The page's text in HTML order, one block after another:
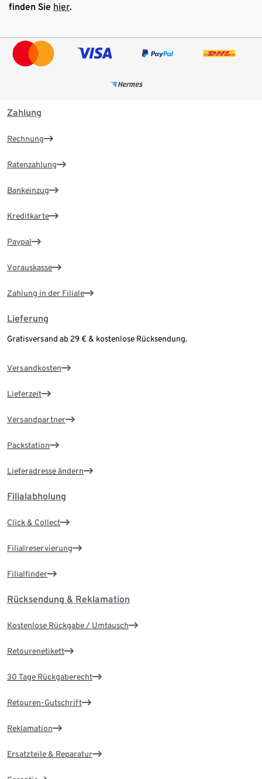
finden Sie hier.
Zahlung
Rechnung
Ratenzahlung
Bankeinzug
Kreditkarte
Paypal
Vorauskasse
Zahlung in der Filiale
Lieferung
Gratisversand ab 29 € & kostenlose Rücksendung.
Versandkosten
Lieferzeit
Versandpartner
Packstation
Lieferadresse ändern
Filialabholung
Click & Collect
Filialreservierung
Filialfinder
Rücksendung & Reklamation
Kostenlose Rückgabe / Umtausch
Retourenetikett
30 Tage Rückgaberecht
Retouren-Gutschrift
Reklamation
Ersatzteile & Reparatur